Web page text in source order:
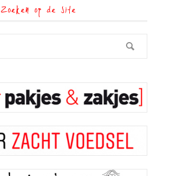
Zoeken op de site